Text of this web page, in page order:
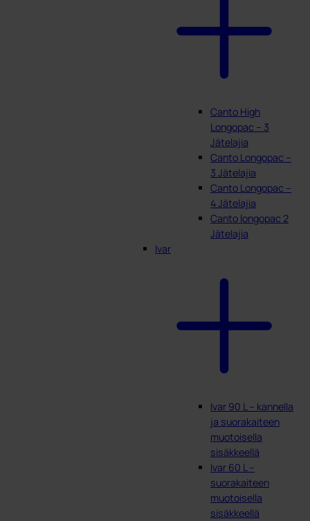
Canto High
Longopac – 3
Jätelajia
Canto Longopac –
3 Jätelajia
Canto Longopac –
4 Jätelajia
Canto longopac 2
Jätelajia
Ivar
Ivar 90 L – kannella
ja suorakaiteen
muotoisella
sisäkkeellä
Ivar 60 L –
suorakaiteen
muotoisella
sisäkkeellä